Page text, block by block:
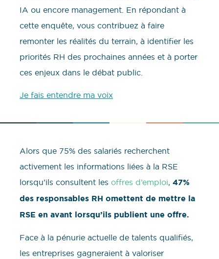
IA ou encore management. En répondant à
cette enquête, vous contribuez à faire
remonter les réalités du terrain, à identifier les
priorités RH des prochaines années et à porter
ces enjeux dans le débat public.
Je fais entendre ma voix
Alors que 75% des salariés recherchent
activement les informations liées à la RSE
lorsqu’ils consultent les offres d’emploi, 47%
des responsables RH omettent de mettre la
RSE en avant lorsqu’ils publient une offre.
Face à la pénurie actuelle de talents qualifiés,
les entreprises gagneraient à valoriser